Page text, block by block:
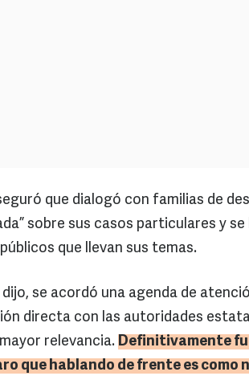
que dialogó con familias de
sobre sus casos particulares y
que llevan sus temas.
se acordó una agenda de
directa con las autoridades
relevancia. Definitivamente
que hablando de frente es como